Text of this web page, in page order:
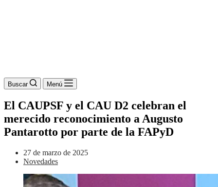
Buscar Menú
El CAUPSF y el CAU D2 celebran el
merecido reconocimiento a Augusto
Pantarotto por parte de la FAPyD
27 de marzo de 2025
Novedades